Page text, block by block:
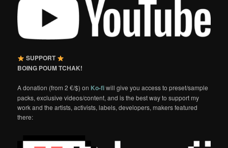
SUPPORT
BOING POUM TCHAK!
A donation (from 2 €/$) on Ko-fiwill give you access to preset/sample
packs, exclusive videos/content, and is the best way to support my
work and the artists, activists, labels, developers, makers featured
there: